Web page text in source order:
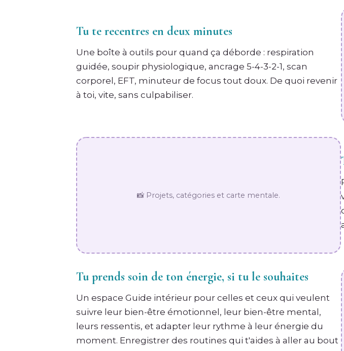
Tu te recentres en deux minutes
Une boîte à outils pour quand ça déborde : respiration
guidée, soupir physiologique, ancrage 5-4-3-2-1, scan
corporel, EFT, minuteur de focus tout doux. De quoi revenir
à toi, vite, sans culpabiliser.
📸 Projets, catégories et carte mentale.
Tu prends soin de ton énergie, si tu le souhaites
Un espace Guide intérieur pour celles et ceux qui veulent
suivre leur bien-être émotionnel, leur bien-être mental,
leurs ressentis, et adapter leur rythme à leur énergie du
moment. Enregistrer des routines qui t'aides à aller au bout